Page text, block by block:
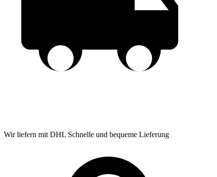
Wir liefern mit DHL Schnelle und bequeme Lieferung